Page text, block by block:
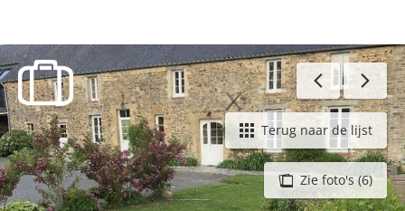
Gastenkamers
Zie foto's (6)
Terug naar de lijst